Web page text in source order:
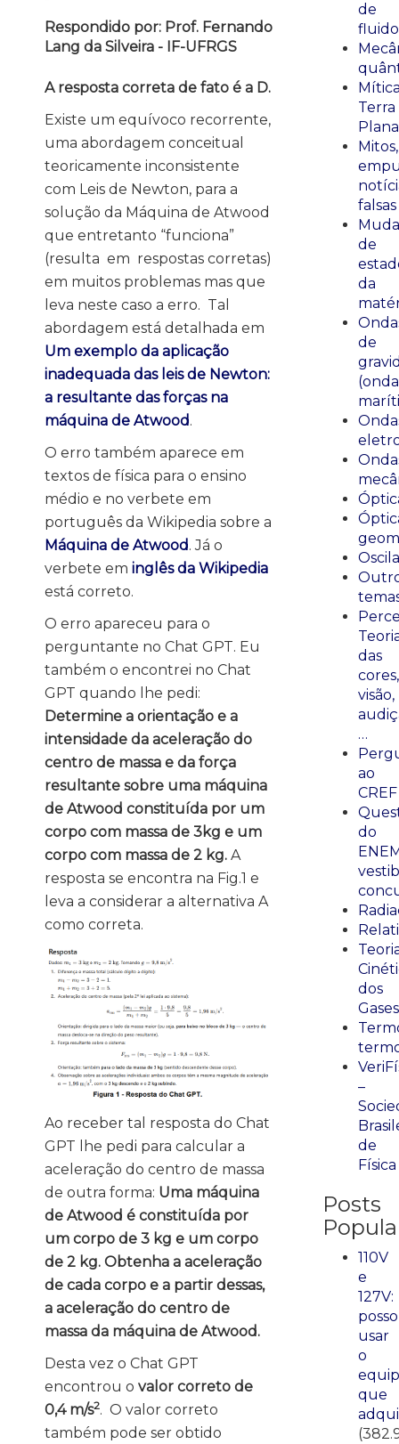
Respondido por: Prof. Fernando
Lang da Silveira - IF-UFRGS
A resposta correta de fato é a D.
Existe um equívoco recorrente,
uma abordagem conceitual
teoricamente inconsistente
com Leis de Newton, para a
solução da Máquina de Atwood
que entretanto “funciona”
(resulta em respostas corretas)
em muitos problemas mas que
leva neste caso a erro. Tal
abordagem está detalhada em
Um exemplo da aplicação
inadequada das leis de Newton:
a resultante das forças na
máquina de Atwood.
O erro também aparece em
textos de física para o ensino
médio e no verbete em
português da Wikipedia sobre a
Máquina de Atwood. Já o
verbete em inglês da Wikipedia
está correto.
O erro apareceu para o
perguntante no Chat GPT. Eu
também o encontrei no Chat
GPT quando lhe pedi:
Determine a orientação e a
intensidade da aceleração do
centro de massa e da força
resultante sobre uma máquina
de Atwood constituída por um
corpo com massa de 3kg e um
corpo com massa de 2 kg. A
resposta se encontra na Fig.1 e
leva a considerar a alternativa A
como correta.
Ao receber tal resposta do Chat
GPT lhe pedi para calcular a
aceleração do centro de massa
de outra forma: Uma máquina
de Atwood é constituída por
um corpo de 3 kg e um corpo
de 2 kg. Obtenha a aceleração
de cada corpo e a partir dessas,
a aceleração do centro de
massa da máquina de Atwood.
Desta vez o Chat GPT
encontrou o valor correto de
0,4 m/s2. O valor correto
também pode ser obtido
de
Terra
Plana
Mitos,
falsas
de
da
de
das
cores,
visão,
…
ao
CREF
do
dos
Gases
–
de
Física
Posts
110V
e
127V:
posso
usar
o
que